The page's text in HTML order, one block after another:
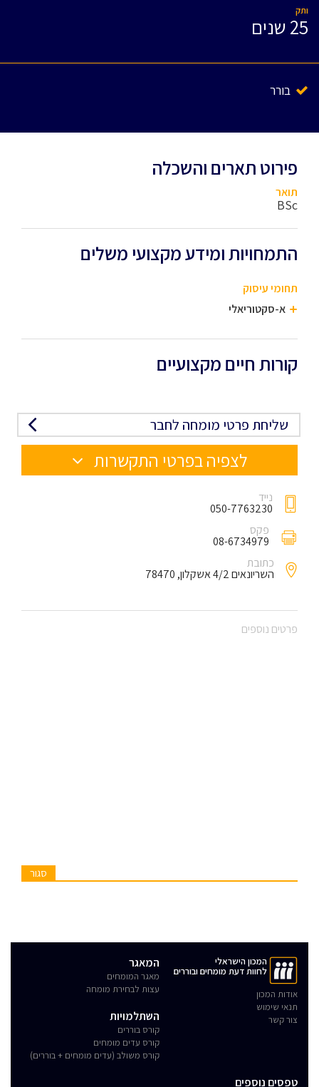
ותק
25 שנים
בורר
פירוט תארים והשכלה
תואר
BSc
התמחויות ומידע מקצועי משלים
תחומי עיסוק
א-סקטוריאלי
קורות חיים מקצועיים
שליחת פרטי מומחה לחבר
לצפיה בפרטי התקשרות
נייד
050-7763230
פקס
08-6734979
כתובת
השריונאים 4/2 אשקלון, 78470
פרטים נוספים
סגור
המכון הישראלי
לחוות דעת מומחים ובוררים
אודות המכון
תנאי שימוש
צור קשר
המאגר
מאגר המומחים
עצות לבחירת מומחה
השתלמויות
קורס בוררים
קורס עדים מומחים
קורס משולב (עדים מומחים + בוררים)
טפסים נוספים